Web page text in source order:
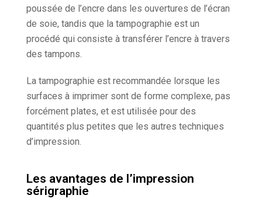
poussée de l’encre dans les ouvertures de l’écran
de soie, tandis que la tampographie est un
procédé qui consiste à transférer l’encre à travers
des tampons.
La tampographie est recommandée lorsque les
surfaces à imprimer sont de forme complexe, pas
forcément plates, et est utilisée pour des
quantités plus petites que les autres techniques
d’impression.
Les avantages de l’impression
sérigraphie